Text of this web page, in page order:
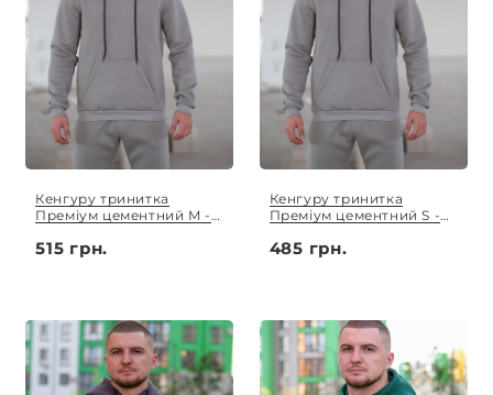
Кенгуру тринитка
Преміум цементний M -
515 грн.
Кенгуру тринитка
Преміум цементний S -
485 грн.